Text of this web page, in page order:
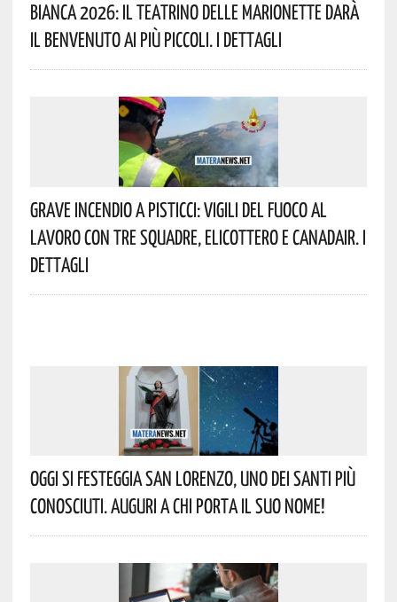
Bianca 2026: Il Teatrino Delle Marionette Darà
Il Benvenuto Ai Più Piccoli. I Dettagli
Grave Incendio A Pisticci: Vigili Del Fuoco Al
Lavoro Con Tre Squadre, Elicottero E Canadair. I
Dettagli
Oggi Si Festeggia San Lorenzo, Uno Dei Santi Più
Conosciuti. Auguri A Chi Porta Il Suo Nome!